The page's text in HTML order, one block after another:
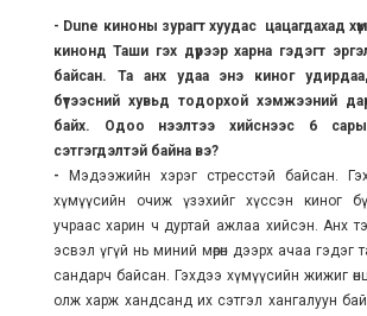
- Dune киноны зурагт хуудас цацагдахад
кинонд Таши гэх дүрээр харна гэдэгт
байсан. Та анх удаа энэ киног
бүтээсний хувьд тодорхой хэмжээний
байх. Одоо нээлтээ хийснээс 6
сэтгэгдэлтэй байна вэ?
-
Мэдээжийн хэрэг стресстэй байсан.
хүмүүсийн очиж үзэхийг хүссэн киног
учраас харин ч дуртай ажлаа хийсэн. Анх
эсвэл үгүй нь миний мөрөн дээрх ачаа гэдэг
сандарч байсан. Гэхдээ хүмүүсийн жижиг
олж харж хандсанд их сэтгэл хангалуун